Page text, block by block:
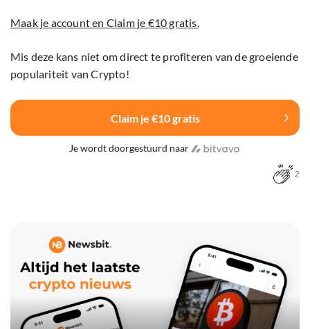
Maak je account en Claim je €10 gratis.
Mis deze kans niet om direct te profiteren van de groeiende
populariteit van Crypto!
Claim je €10 gratis
Je wordt doorgestuurd naar
2